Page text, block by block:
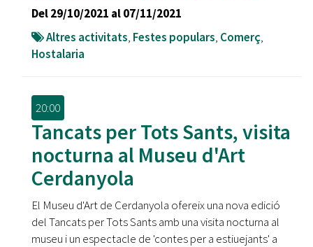
Del 29/10/2021 al 07/11/2021
Altres activitats, Festes populars, Comerç,
Hostalaria
20:00
Tancats per Tots Sants, visita
nocturna al Museu d'Art
Cerdanyola
El Museu d'Art de Cerdanyola ofereix una nova edició
del Tancats per Tots Sants amb una visita nocturna al
museu i un espectacle de 'contes per a estiuejants' a